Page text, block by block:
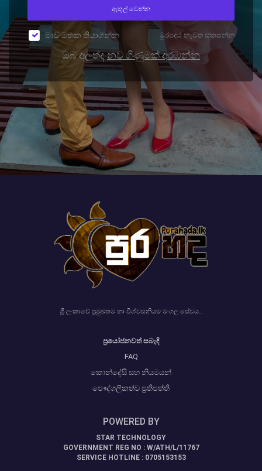
ඇතුල් වෙන්න
මාව මතක තියාගන්න මුරපදය නැවත සකසන්න
ඔබ අලුත්ද නව ගිණුමක් අරඹන්න
ශ්‍රී ලංකාවේ ප්‍රමුඛතම හා විශ්වසනීයම මංගල සේවය..
ප්‍රයෝජනවත් සබැඳි
FAQ
කොන්දේසි සහ නියමයන්
පෞද්ගලිකත්ව ප්‍රතිපත්ති
POWERED BY
STAR TECHNOLOGY
GOVERNMENT REG NO : W/ATH/L/11767
SERVICE HOTLINE : 0705153153